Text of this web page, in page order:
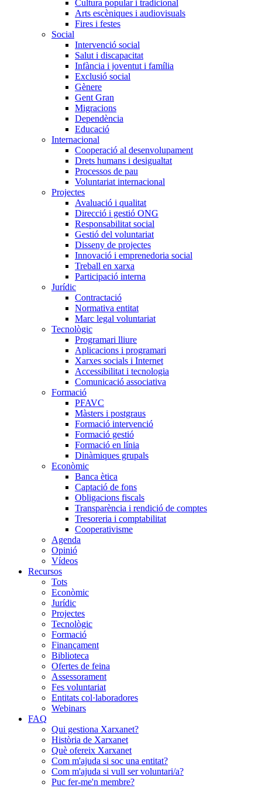
Cultura popular i tradicional
Arts escèniques i audiovisuals
Fires i festes
Social
Intervenció social
Salut i discapacitat
Infància i joventut i família
Exclusió social
Gènere
Gent Gran
Migracions
Dependència
Educació
Internacional
Cooperació al desenvolupament
Drets humans i desigualtat
Processos de pau
Voluntariat internacional
Projectes
Avaluació i qualitat
Direcció i gestió ONG
Responsabilitat social
Gestió del voluntariat
Disseny de projectes
Innovació i emprenedoria social
Treball en xarxa
Participació interna
Jurídic
Contractació
Normativa entitat
Marc legal voluntariat
Tecnològic
Programari lliure
Aplicacions i programari
Xarxes socials i Internet
Accessibilitat i tecnologia
Comunicació associativa
Formació
PFAVC
Màsters i postgraus
Formació intervenció
Formació gestió
Formació en línia
Dinàmiques grupals
Econòmic
Banca ètica
Captació de fons
Obligacions fiscals
Transparència i rendició de comptes
Tresoreria i comptabilitat
Cooperativisme
Agenda
Opinió
Vídeos
Recursos
Tots
Econòmic
Jurídic
Projectes
Tecnològic
Formació
Finançament
Biblioteca
Ofertes de feina
Assessorament
Fes voluntariat
Entitats col·laboradores
Webinars
FAQ
Qui gestiona Xarxanet?
Història de Xarxanet
Què ofereix Xarxanet
Com m'ajuda si soc una entitat?
Com m'ajuda si vull ser voluntari/a?
Puc fer-me'n membre?